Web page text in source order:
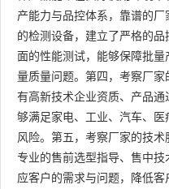
产能力与品控体系，靠谱的
的检测设备，建立了严格的
面的性能测试，能够保障批
量质量问题。第四，考察厂
有高新技术企业资质、产品
够满足家电、工业、汽车、
风险。第五，考察厂家的技
专业的售前选型指导、售中
应客户的需求与问题，降低客